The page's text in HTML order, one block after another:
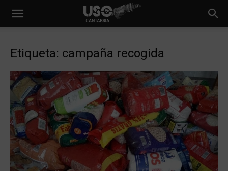
Etiqueta: campaña recogida